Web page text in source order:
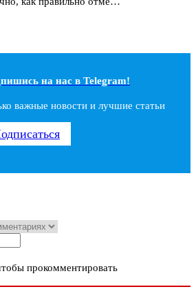
на наc в Telegram!
важные новости и лучшие статьи
прокомментировать